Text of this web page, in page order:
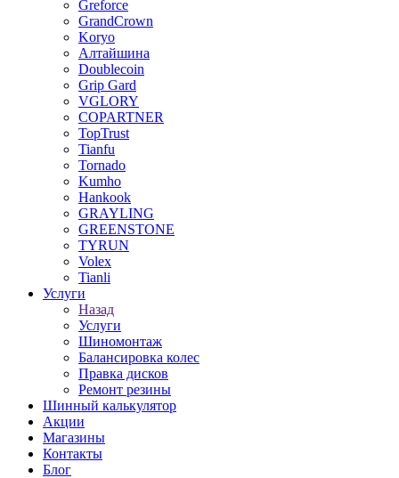
Greforce
GrandCrown
Koryo
Алтайшина
Doublecoin
Grip Gard
VGLORY
COPARTNER
TopTrust
Tianfu
Tornado
Kumho
Hankook
GRAYLING
GREENSTONE
TYRUN
Volex
Tianli
Услуги
Назад
Услуги
Шиномонтаж
Балансировка колес
Правка дисков
Ремонт резины
Шинный калькулятор
Акции
Магазины
Контакты
Блог